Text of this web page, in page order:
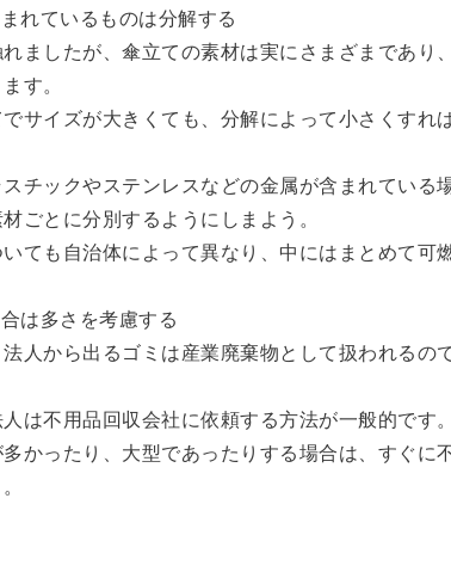
れているものは分解する
ましたが、傘立ての素材は実にさまざまであり
す。
サイズが大きくても、分解によって小さくすれ
チックやステンレスなどの金属が含まれている
ごとに分別するようにしまよう。
ても自治体によって異なり、中にはまとめて可
は多さを考慮する
人から出るゴミは産業廃棄物として扱われるの
は不用品回収会社に依頼する方法が一般的です。
かったり、大型であったりする場合は、すぐに